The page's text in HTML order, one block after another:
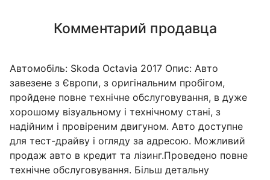
Комментарий продавца
Автомобіль: Skoda Octavia 2017 Опис: Авто
завезене з Європи, з оригінальним пробігом,
пройдене повне технічне обслуговування, в дуже
хорошому візуальному і технічному стані, з
надійним і провіреним двигуном. Авто доступне
для тест-драйву і огляду за адресою. Можливий
продаж авто в кредит та лізинг.Проведено повне
технічне обслуговування. Більш детальну